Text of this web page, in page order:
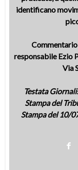
identificano
responsabile Ezio
Via
Testata
Stampa del
Stampa del 10/